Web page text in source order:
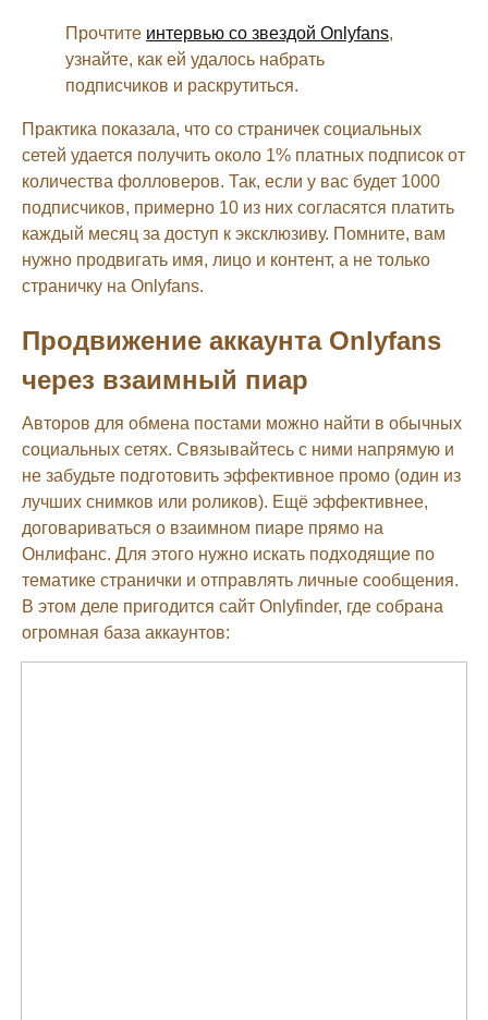
Прочтите интервью со звездой Onlyfans,
узнайте, как ей удалось набрать
подписчиков и раскрутиться.
Практика показала, что со страничек социальных
сетей удается получить около 1% платных подписок от
количества фолловеров. Так, если у вас будет 1000
подписчиков, примерно 10 из них согласятся платить
каждый месяц за доступ к эксклюзиву. Помните, вам
нужно продвигать имя, лицо и контент, а не только
страничку на Onlyfans.
Продвижение аккаунта Onlyfans
через взаимный пиар
Авторов для обмена постами можно найти в обычных
социальных сетях. Связывайтесь с ними напрямую и
не забудьте подготовить эффективное промо (один из
лучших снимков или роликов). Ещё эффективнее,
договариваться о взаимном пиаре прямо на
Онлифанс. Для этого нужно искать подходящие по
тематике странички и отправлять личные сообщения.
В этом деле пригодится сайт Onlyfinder, где собрана
огромная база аккаунтов: